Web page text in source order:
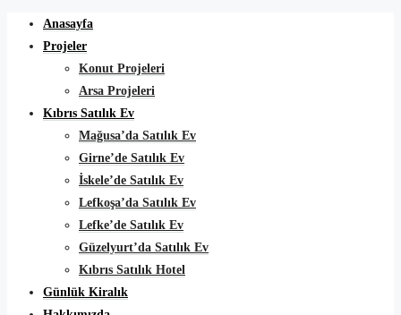
Anasayfa
Projeler
Konut Projeleri
Arsa Projeleri
Kıbrıs Satılık Ev
Mağusa’da Satılık Ev
Girne’de Satılık Ev
İskele’de Satılık Ev
Lefkoşa’da Satılık Ev
Lefke’de Satılık Ev
Güzelyurt’da Satılık Ev
Kıbrıs Satılık Hotel
Günlük Kiralık